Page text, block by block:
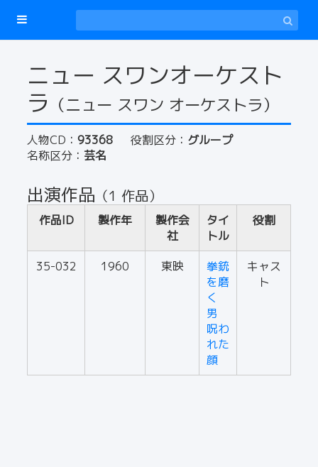
ニュー スワンオーケスト
ラ （ニュー スワン オーケストラ）
人物CD： 93368 役割区分： グループ
名称区分： 芸名
出演作品 （1 作品）
作品ID 製作年
製作会
社
タイ
トル
役割
35-032 1960 東映
拳銃
を磨
く
男
呪わ
れた
顔
キャス
ト